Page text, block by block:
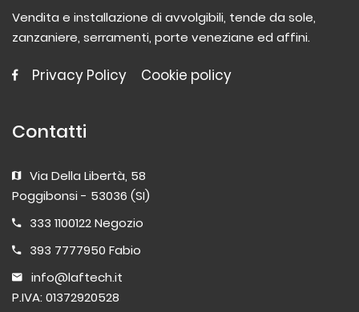
Vendita e installazione di avvolgibili, tende da sole,
zanzaniere, serramenti, porte veneziane ed affini.
Privacy Policy Cookie policy
Contatti
Via Della Libertà, 58
Poggibonsi - 53036 (SI)
333 1100122Negozio
393 7777950 Fabio
info@laftech.it
P.IVA: 01372920528